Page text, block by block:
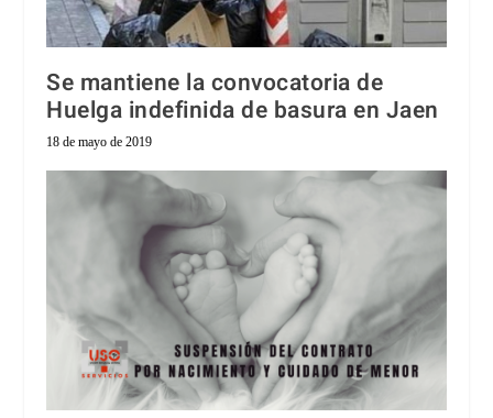
Se mantiene la convocatoria de
Huelga indefinida de basura en Jaen
18 de mayo de 2019